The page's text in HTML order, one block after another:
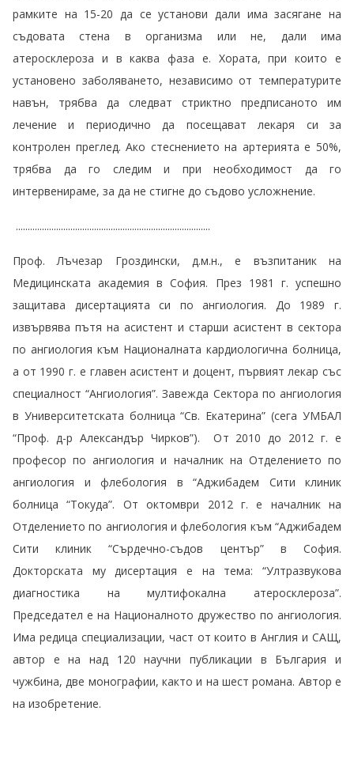
рамките на 15-20 да се установи дали има засягане на
съдовата стена в организма или не, дали има
атеросклероза и в каква фаза е. Хората, при които е
установено заболяването, независимо от температурите
навън, трябва да следват стриктно предписаното им
лечение и периодично да посещават лекаря си за
контролен преглед. Ако стеснението на артерията е 50%,
трябва да го следим и при необходимост да го
интервенираме, за да не стигне до съдово усложнение.
..................................................................................
Проф. Лъчезар Гроздински, д.м.н., е възпитаник на
Медицинската академия в София. През 1981 г. успешно
защитава дисертацията си по ангиология. До 1989 г.
извървява пътя на асистент и старши асистент в сектора
по ангиология към Националната кардиологична болница,
а от 1990 г. е главен асистент и доцент, първият лекар със
специалност “Ангиология”. Завежда Сектора по ангиология
в Университетската болница “Св. Екатерина” (сега УМБАЛ
“Проф. д-р Александър Чирков”). От 2010 до 2012 г. е
професор по ангиология и началник на Отделението по
ангиология и флебология в “Аджибадем Сити клиник
болница “Токуда”. От октомври 2012 г. е началник на
Отделението по ангиология и флебология към “Аджибадем
Сити клиник “Сърдечно-съдов център” в София.
Докторската му дисертация е на тема: “Ултразвукова
диагностика на мултифокална атеросклероза”.
Председател е на Националното дружество по ангиология.
Има редица специализации, част от които в Англия и САЩ,
автор е на над 120 научни публикации в България и
чужбина, две монографии, както и на шест романа. Автор е
на изобретение.